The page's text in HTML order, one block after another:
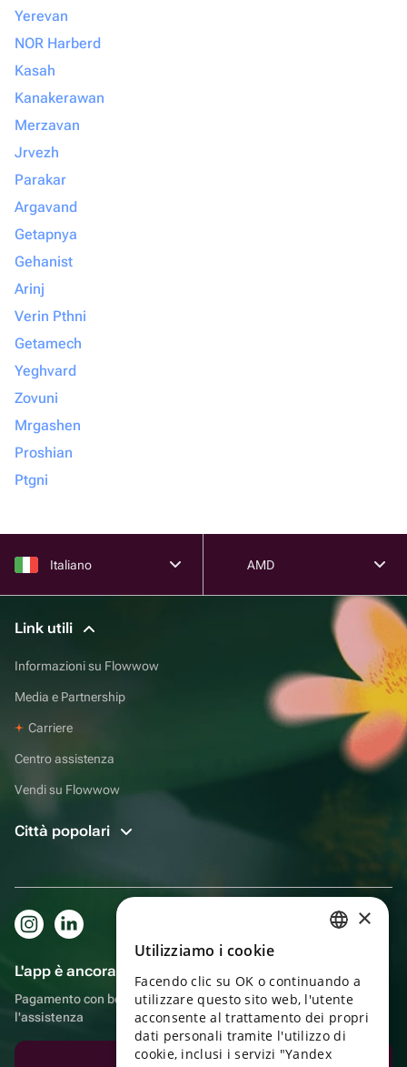
Yerevan
NOR Harberd
Kasah
Kanakerawan
Merzavan
Jrvezh
Parakar
Argavand
Getapnya
Gehanist
Arinj
Verin Pthni
Getamech
Yeghvard
Zovuni
Mrgashen
Proshian
Ptgni
Italiano AMD
Link utili
Informazioni su Flowwow
Media e Partnership
Carriere
Centro assistenza
Vendi su Flowwow
Città popolari
L'app è ancora più comoda!
Pagamento con bonus, autoconsegna, comoda chat con
l'assistenza
Scarica l'app
ENGLISH
UKRAINIAN
PORTUGUESE
×
Utilizziamo i cookie
Facendo clic su OK o continuando a
utilizzare questo sito web, l'utente
acconsente al trattamento dei propri
dati personali tramite l'utilizzo di
cookie, inclusi i servizi "Yandex